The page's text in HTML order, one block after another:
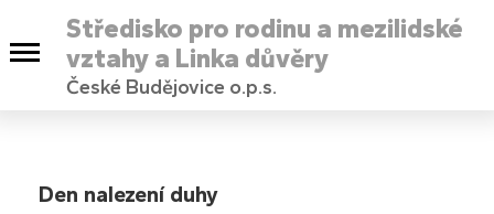
Středisko pro rodinu a mezilidské
vztahy a Linka důvěry
České Budějovice o.p.s.
Den nalezení duhy